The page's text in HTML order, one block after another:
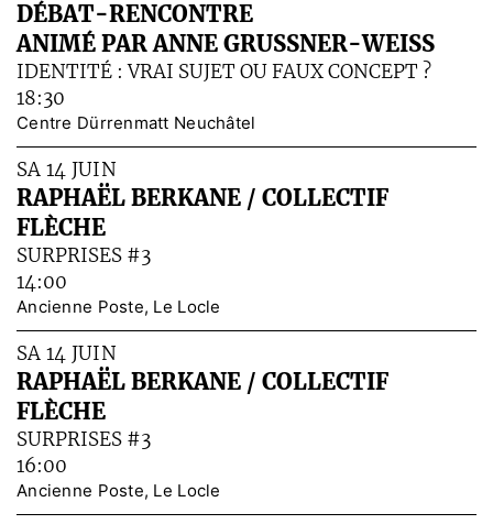
DÉBAT-RENCONTRE
ANIMÉ PAR ANNE GRUSSNER-WEISS
IDENTITÉ : VRAI SUJET OU FAUX CONCEPT ?
18:30
Centre Dürrenmatt Neuchâtel
SA 14 JUIN
RAPHAËL BERKANE / COLLECTIF
FLÈCHE
SURPRISES #3
14:00
Ancienne Poste, Le Locle
SA 14 JUIN
RAPHAËL BERKANE / COLLECTIF
FLÈCHE
SURPRISES #3
16:00
Ancienne Poste, Le Locle